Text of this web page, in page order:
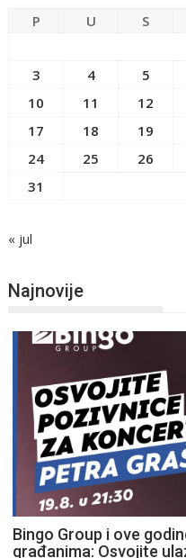
P U S
3
4 5
10
11 12
17
18 19
24
25 26
31
« jul
Najnovije
Bingo Group i ove
građanima: Osvojite